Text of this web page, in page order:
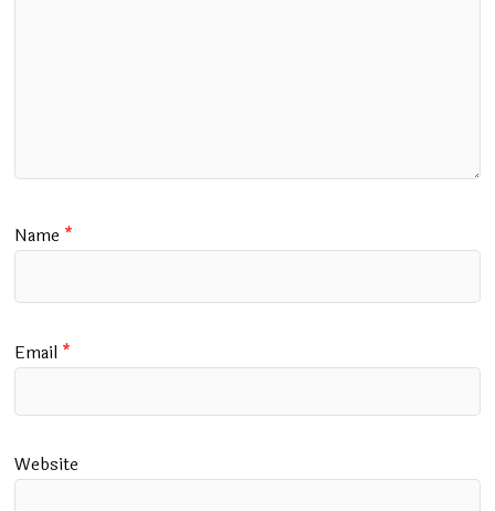
Name *
Email *
Website